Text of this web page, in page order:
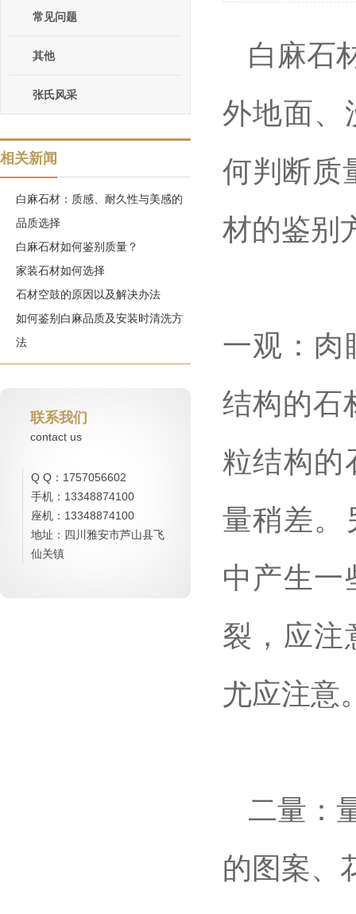
常见问题
其他
张氏风采
相关新闻
白麻石材：质感、耐久性与美感的
品质选择
白麻石材如何鉴别质量？
家装石材如何选择
石材空鼓的原因以及解决办法
如何鉴别白麻品质及安装时清洗方
法
联系我们
contact us
Q Q：1757056602
手机：13348874100
座机：13348874100
地址：四川雅安市芦山县飞
仙关镇
白麻石
外地面、
何判断质
材的鉴别
一观：肉
结构的石
粒结构的
量稍差。
中产生一
裂，应注
尤应注意
二量：
的图案、